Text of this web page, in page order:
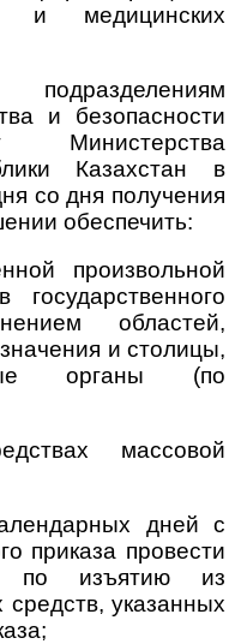
и медицинских
и безопасности
Казахстан в
со дня получения
обеспечить:
произвольной
областей,
и столицы,
органы (по
массовой
дней с
приказа провести
по изъятию из
указанных